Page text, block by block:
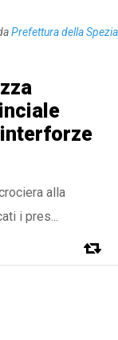
Prefettura della Spezia
alla
i pres...